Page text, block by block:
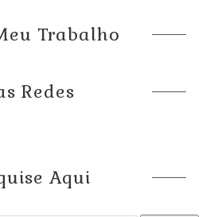
Trabalho
Redes
Aqui